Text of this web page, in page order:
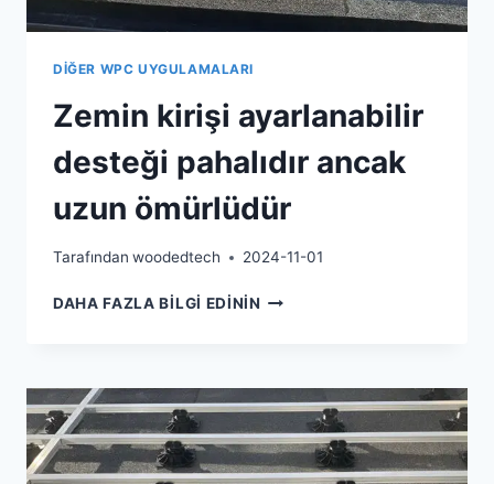
DIĞER WPC UYGULAMALARI
Zemin kirişi ayarlanabilir
desteği pahalıdır ancak
uzun ömürlüdür
Tarafından woodedtech 2024-11-01
DAHA FAZLA BILGI EDININ ZEMIN
PAHALIDIR
ANCAK
UZUN
ÖMÜRLÜDÜR